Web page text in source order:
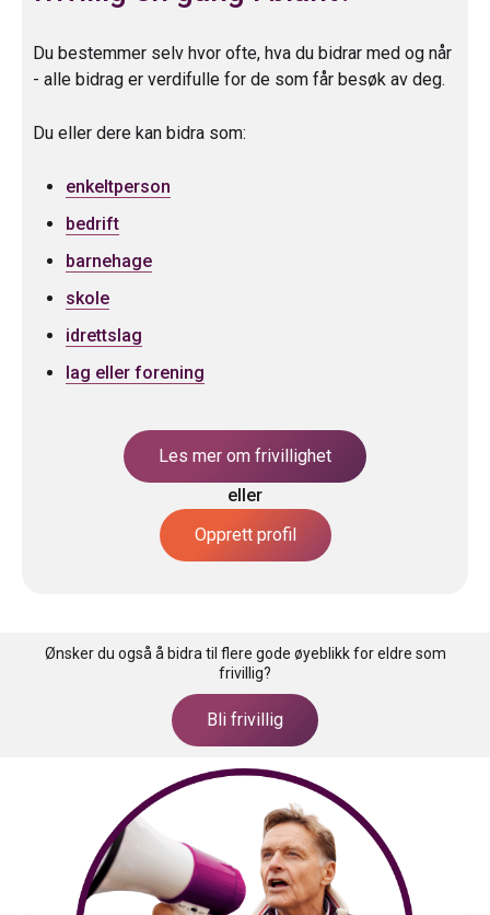
Du bestemmer selv hvor ofte, hva du bidrar med og når
- alle bidrag er verdifulle for de som får besøk av deg.
Du eller dere kan bidra som:
enkeltperson
bedrift
barnehage
skole
idrettslag
lag eller forening
Les mer om frivillighet
eller
Opprett profil
Ønsker du også å bidra til flere gode øyeblikk for eldre som
frivillig?
Bli frivillig